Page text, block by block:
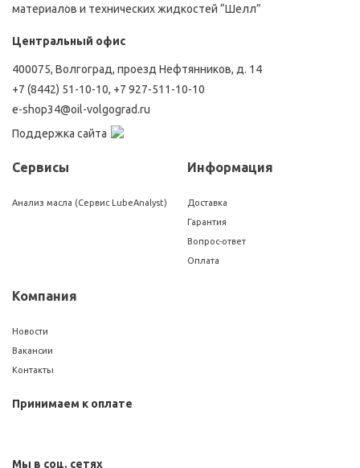
материалов и технических жидкостей “Шелл”
Центральный офис
400075, Волгоград, проезд Нефтянников, д. 14
+7 (8442) 51-10-10, +7 927-511-10-10
e-shop34@oil-volgograd.ru
Поддержка сайта
Сервисы
Анализ масла (Сервис LubeAnalyst)
Информация
Доставка
Гарантия
Вопрос-ответ
Оплата
Компания
Новости
Вакансии
Контакты
Принимаем к оплате
Мы в соц. сетях